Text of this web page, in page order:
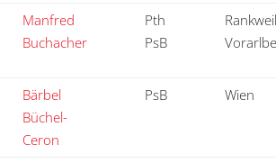
Manfred
Buchacher
Pth
PsB
Bärbel
Büchel-
Ceron
PsB Wien